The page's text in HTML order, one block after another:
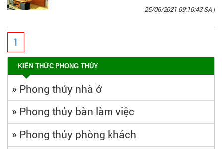
25/06/2021 09:10:43 SA |
1
KIẾN THỨC PHONG THỦY
» Phong thủy nhà ở
» Phong thủy bàn làm việc
» Phong thủy phòng khách